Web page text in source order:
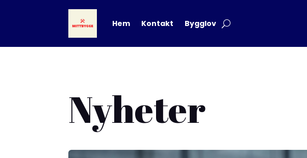
Hem Kontakt Bygglov
Nyheter